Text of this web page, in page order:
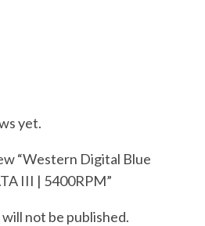
yet.
“Western Digital Blue
III | 5400RPM”
not be published.